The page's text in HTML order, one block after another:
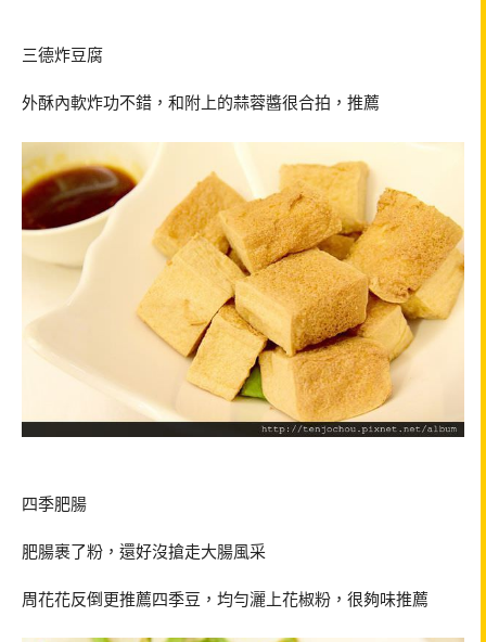
三德炸豆腐
外酥內軟炸功不錯，和附上的蒜蓉醬很合拍，推薦
四季肥腸
肥腸裹了粉，還好沒搶走大腸風采
周花花反倒更推薦四季豆，均勻灑上花椒粉，很夠味推薦